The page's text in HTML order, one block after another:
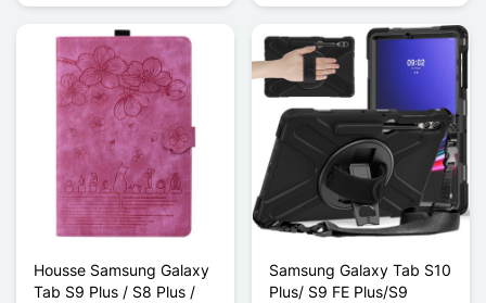
Housse Samsung Galaxy
Tab S9 Plus / S8 Plus /
Samsung Galaxy Tab S10
Plus/ S9 FE Plus/S9